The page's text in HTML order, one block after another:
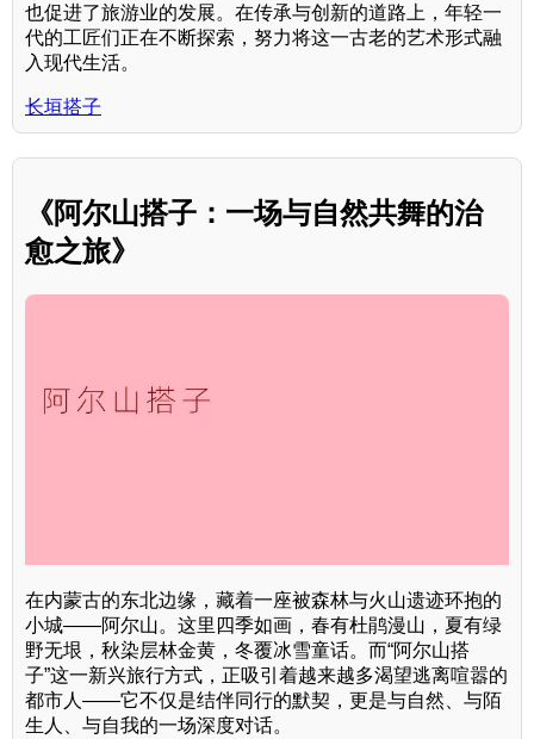
也促进了旅游业的发展。在传承与创新的道路上，年轻一
代的工匠们正在不断探索，努力将这一古老的艺术形式融
入现代生活。
长垣搭子
《阿尔山搭子：一场与自然共舞的治
愈之旅》
在内蒙古的东北边缘，藏着一座被森林与火山遗迹环抱的
小城——阿尔山。这里四季如画，春有杜鹃漫山，夏有绿
野无垠，秋染层林金黄，冬覆冰雪童话。而“阿尔山搭
子”这一新兴旅行方式，正吸引着越来越多渴望逃离喧嚣的
都市人——它不仅是结伴同行的默契，更是与自然、与陌
生人、与自我的一场深度对话。